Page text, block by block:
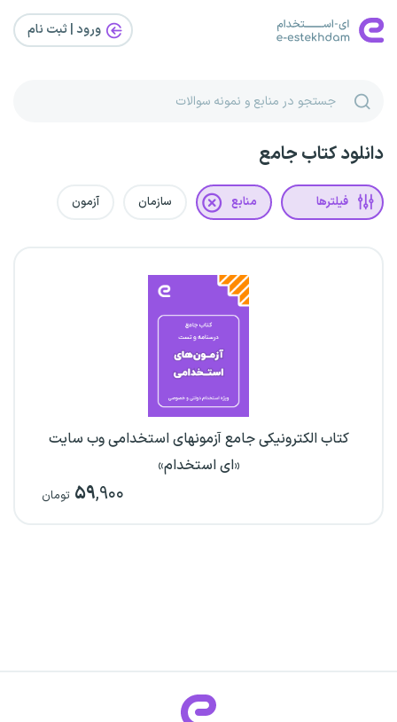
ورود | ثبت‌ نام
دانلود کتاب جامع
فیلترها منابع سازمان آزمون
کتاب الکترونیکی جامع آزمونهای استخدامی وب سایت
«ای استخدام»
۵۹,۹۰۰ تومان